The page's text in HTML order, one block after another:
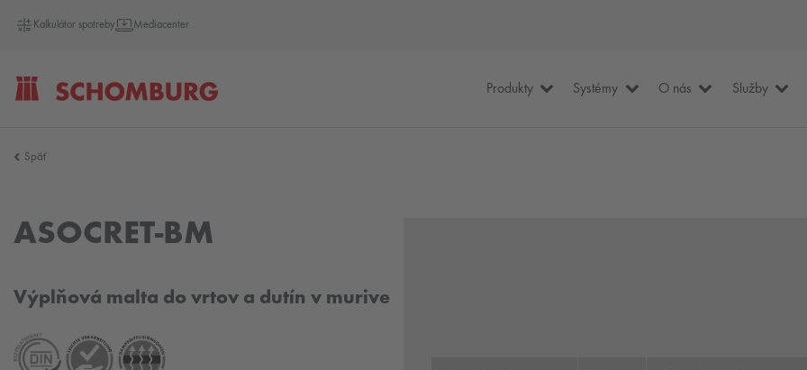
Kalkulátor spotreby Mediacenter
Produkty Systémy O nás Služby
Späť
ASOCRET-BM
Výplňová malta do vrtov a dutín v murive